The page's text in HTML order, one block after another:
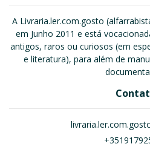
A Livraria.ler.com.gosto
em Junho 2011 e está
antigos, raros ou curiosos (em
e literatura), para além de